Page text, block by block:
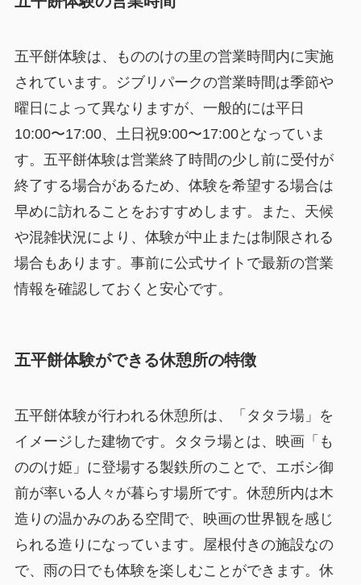
五平餅体験は、もののけの里の営業時間内に実施
されています。ジブリパークの営業時間は季節や
曜日によって異なりますが、一般的には平日
10:00〜17:00、土日祝9:00〜17:00となっていま
す。五平餅体験は営業終了時間の少し前に受付が
終了する場合があるため、体験を希望する場合は
早めに訪れることをおすすめします。また、天候
や混雑状況により、体験が中止または制限される
場合もあります。事前に公式サイトで最新の営業
情報を確認しておくと安心です。
五平餅体験ができる休憩所の特徴
五平餅体験が行われる休憩所は、「タタラ場」を
イメージした建物です。タタラ場とは、映画「も
ののけ姫」に登場する製鉄所のことで、エボシ御
前が率いる人々が暮らす場所です。休憩所内は木
造りの温かみのある空間で、映画の世界観を感じ
られる造りになっています。屋根付きの施設なの
で、雨の日でも体験を楽しむことができます。休